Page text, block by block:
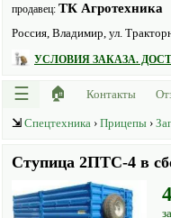
продавец: ТК Агротехника
Россия, Владимир, ул.
УСЛОВИЯ ЗАКАЗА.
☰ 🏠 Контакты
⇲ Спецтехника › Прицепы ›
Ступица 2ПТС-4 в